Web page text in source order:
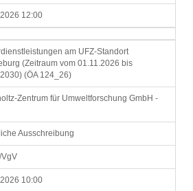
12:00
am UFZ-Standort
(Zeitraum vom 01.11.2026 bis
(ÖA 124_26)
Zentrum für Umweltforschung GmbH -
Ausschreibung
VgV
10:00